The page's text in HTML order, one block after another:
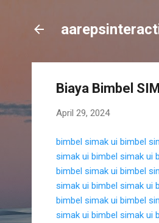
Biaya Bimbel
April 29, 2024
bimbel simak ui bimbel
simak ui bimbel simak ui
bimbel simak ui bimbel
simak ui bimbel simak ui
bimbel simak ui bimbel
simak ui bimbel simak ui